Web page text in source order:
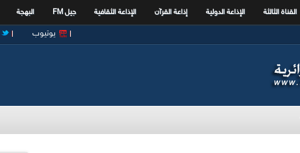
القناة الثالثة الإذاعة الدولية إذاعة القرآن الإذاعة الثقافية جيل FM البهجة
يوتيوب